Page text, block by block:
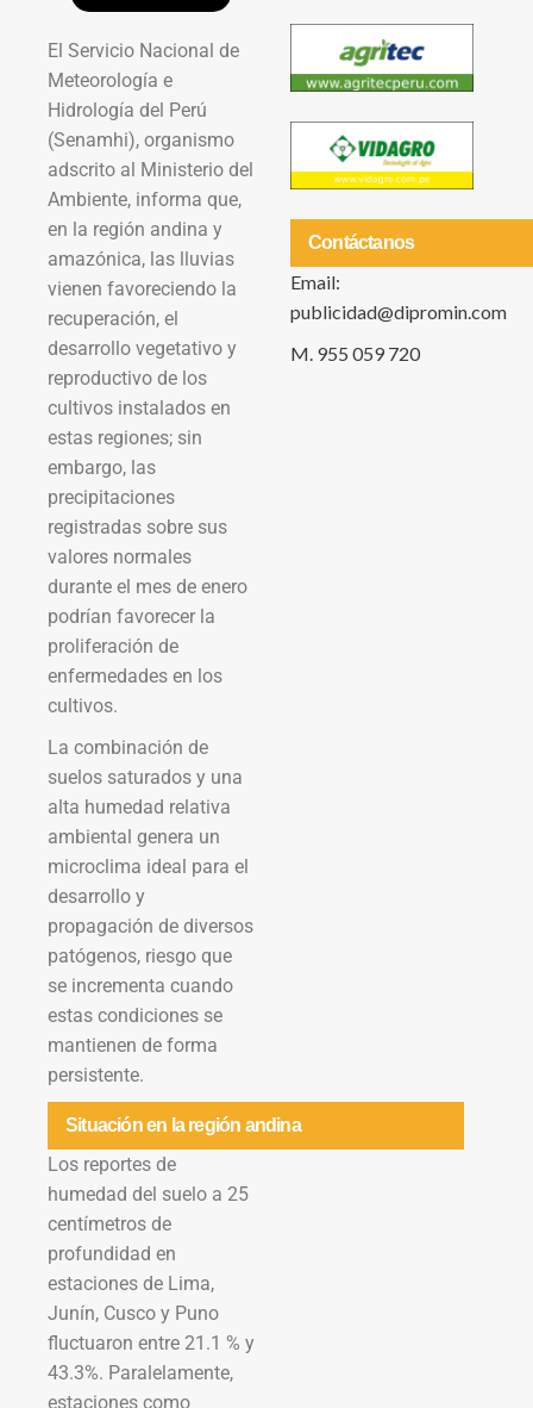
El Servicio Nacional de
Meteorología e
Hidrología del Perú
(Senamhi), organismo
adscrito al Ministerio del
Ambiente, informa que,
en la región andina y
amazónica, las lluvias
vienen favoreciendo la
recuperación, el
desarrollo vegetativo y
reproductivo de los
cultivos instalados en
estas regiones; sin
embargo, las
precipitaciones
registradas sobre sus
valores normales
durante el mes de enero
podrían favorecer la
proliferación de
enfermedades en los
cultivos.
La combinación de
suelos saturados y una
alta humedad relativa
ambiental genera un
microclima ideal para el
desarrollo y
propagación de diversos
patógenos, riesgo que
se incrementa cuando
estas condiciones se
mantienen de forma
persistente.
Situación en la región andina
Los reportes de
humedad del suelo a 25
centímetros de
profundidad en
estaciones de Lima,
Junín, Cusco y Puno
fluctuaron entre 21.1 % y
43.3%. Paralelamente,
estaciones como
Contáctanos
Email:
publicidad@dipromin.com
M. 955 059 720